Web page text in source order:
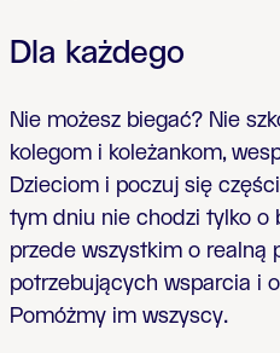
Dla każdego
Nie możesz biegać? Nie
kolegom i koleżankom,
Dzieciom i poczuj się części
tym dniu nie chodzi tylko o
przede wszystkim o realną
potrzebujących wsparcia i
Pomóżmy im wszyscy.